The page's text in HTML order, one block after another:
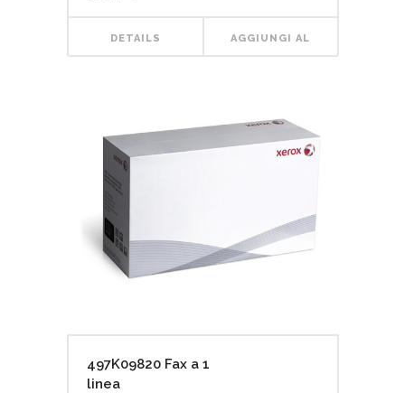
DETAILS AGGIUNGI AL
497K09820 Fax a 1
linea